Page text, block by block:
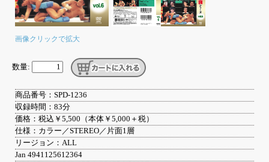
画像クリックで拡大
数量:
商品番号：SPD-1236
収録時間：83分
価格：税込￥5,500（本体￥5,000＋税）
仕様：カラー／STEREO／片面1層
リージョン：ALL
Jan 4941125612364